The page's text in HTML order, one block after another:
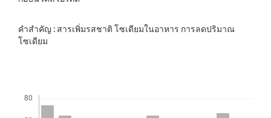
คำสำคัญ : สารเพิ่มรสชาติ โซเดียมในอาหาร การลดปริมาณ
โซเดียม